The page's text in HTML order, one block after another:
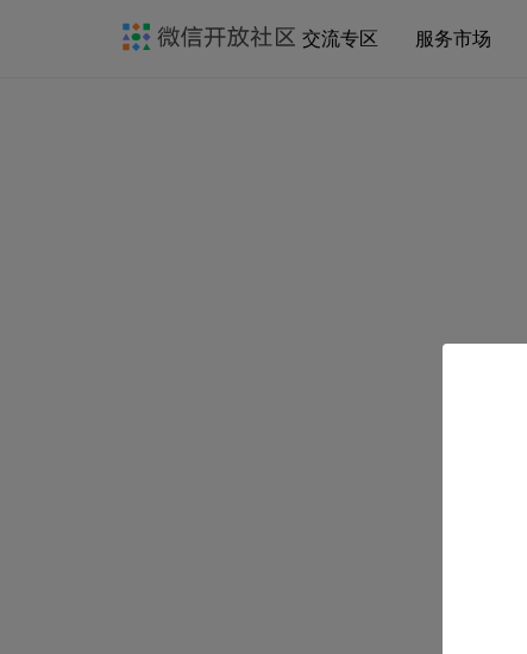
交流专区 服务市场